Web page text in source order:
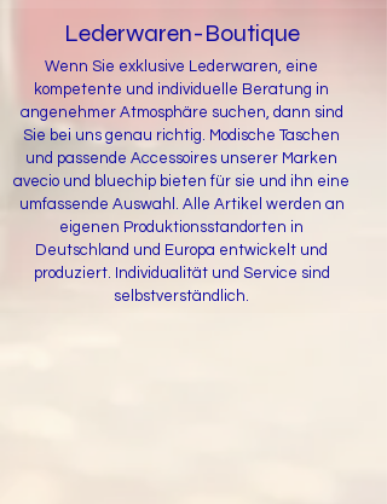
Lederwaren-Boutique
Wenn Sie exklusive Lederwaren, eine
kompetente und individuelle Beratung in
angenehmer Atmosphäre suchen, dann sind
Sie bei uns genau richtig. Modische Taschen
und passende Accessoires unserer Marken
avecio und bluechip bieten für sie und ihn eine
umfassende Auswahl. Alle Artikel werden an
eigenen Produktionsstandorten in
Deutschland und Europa entwickelt und
produziert. Individualität und Service sind
selbstverständlich.